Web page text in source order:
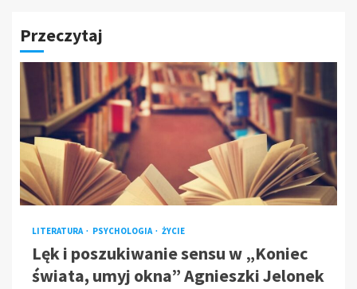
Przeczytaj
LITERATURA PSYCHOLOGIA ŻYCIE
Lęk i poszukiwanie sensu w „Koniec
świata, umyj okna” Agnieszki Jelonek